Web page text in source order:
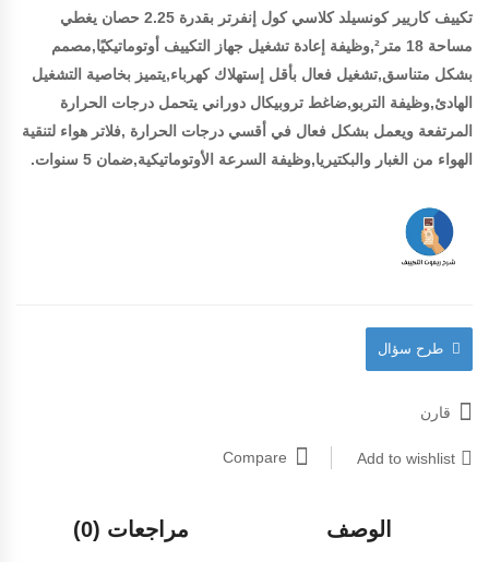
تكييف كاريير كونسيلد كلاسي كول إنفرتر بقدرة 2.25 حصان يغطي
مساحة 18 متر²,وظيفة إعادة تشغيل جهاز التكييف أوتوماتيكيًا,مصمم
بشكل متناسق,تشغيل فعال بأقل إستهلاك كهرباء,يتميز بخاصية التشغيل
الهادئ,وظيفة التربو,ضاغط تروبيكال دوراني يتحمل درجات الحرارة
المرتفعة ويعمل بشكل فعال في أقسي درجات الحرارة ,فلاتر هواء لتنقية
الهواء من الغبار والبكتيريا,وظيفة السرعة الأوتوماتيكية,ضمان 5 سنوات.
طرح سؤال
قارن
Add to wishlist
Compare
الوصف
مراجعات (0)